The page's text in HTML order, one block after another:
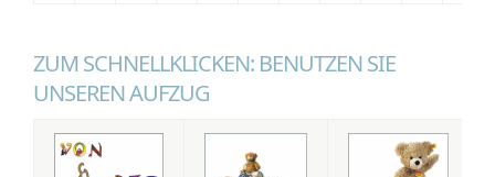
ZUM SCHNELLKLICKEN: BENUTZEN SIE
UNSEREN AUFZUG